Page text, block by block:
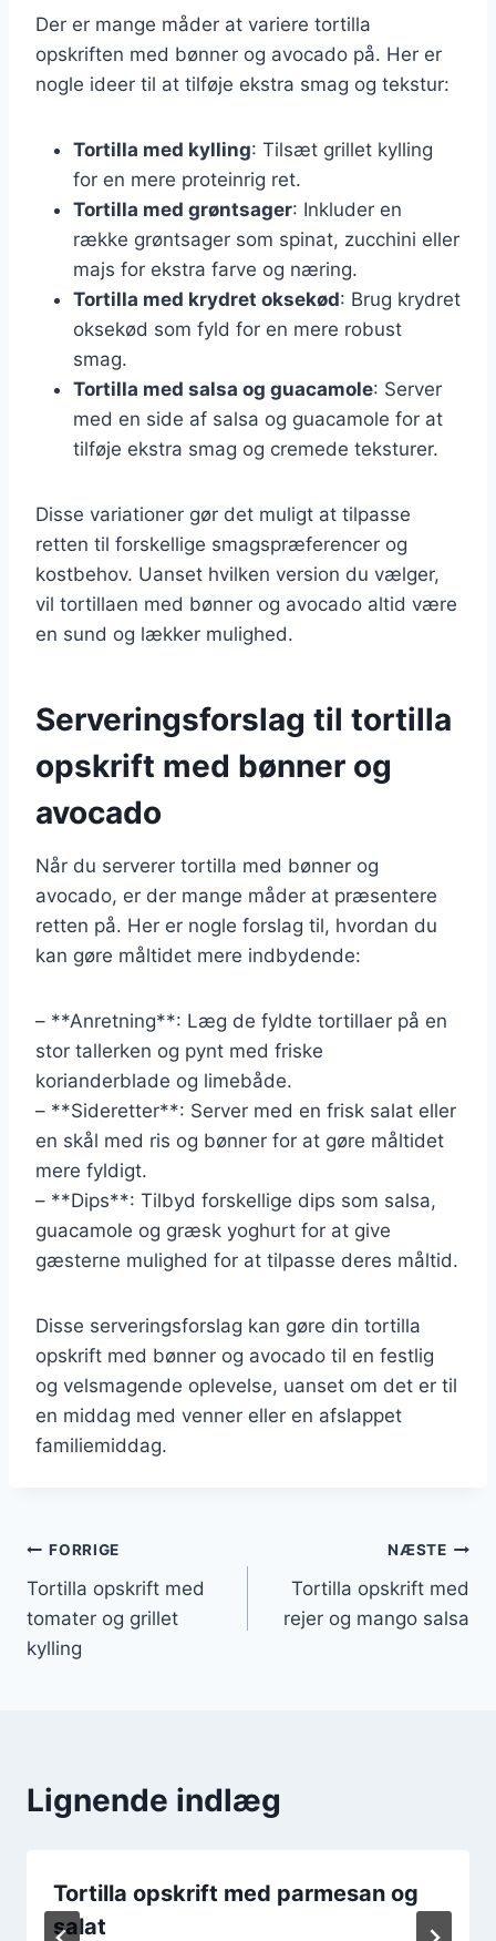
Der er mange måder at variere tortilla
opskriften med bønner og avocado på. Her er
nogle ideer til at tilføje ekstra smag og tekstur:
Tortilla med kylling: Tilsæt grillet kylling
for en mere proteinrig ret.
Tortilla med grøntsager: Inkluder en
række grøntsager som spinat, zucchini eller
majs for ekstra farve og næring.
Tortilla med krydret oksekød: Brug krydret
oksekød som fyld for en mere robust
smag.
Tortilla med salsa og guacamole: Server
med en side af salsa og guacamole for at
tilføje ekstra smag og cremede teksturer.
Disse variationer gør det muligt at tilpasse
retten til forskellige smagspræferencer og
kostbehov. Uanset hvilken version du vælger,
vil tortillaen med bønner og avocado altid være
en sund og lækker mulighed.
Serveringsforslag til tortilla
opskrift med bønner og
avocado
Når du serverer tortilla med bønner og
avocado, er der mange måder at præsentere
retten på. Her er nogle forslag til, hvordan du
kan gøre måltidet mere indbydende:
– **Anretning**: Læg de fyldte tortillaer på en
stor tallerken og pynt med friske
korianderblade og limebåde.
– **Sideretter**: Server med en frisk salat eller
en skål med ris og bønner for at gøre måltidet
mere fyldigt.
– **Dips**: Tilbyd forskellige dips som salsa,
guacamole og græsk yoghurt for at give
gæsterne mulighed for at tilpasse deres måltid.
Disse serveringsforslag kan gøre din tortilla
opskrift med bønner og avocado til en festlig
og velsmagende oplevelse, uanset om det er til
en middag med venner eller en afslappet
familiemiddag.
Indlægsnavigation
FORRIGE
Tortilla opskrift med
tomater og grillet
kylling
NÆSTE
Tortilla opskrift med
rejer og mango salsa
Lignende indlæg
Tortilla opskrift med parmesan og
salat